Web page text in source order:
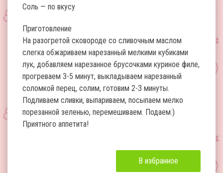
Соль — по вкусу
Приготовление
На разогретой сковороде со сливочным маслом
слегка обжариваем нарезанный мелкими кубиками
лук, добавляем нарезанное брусочками куриное филе,
прогреваем 3-5 минут, выкладываем нарезанный
соломкой перец, солим, готовим 2-3 минуты.
Подливаем сливки, выпариваем, посыпаем мелко
порезанной зеленью, перемешиваем. Подаем:)
Приятного аппетита!
В избранное